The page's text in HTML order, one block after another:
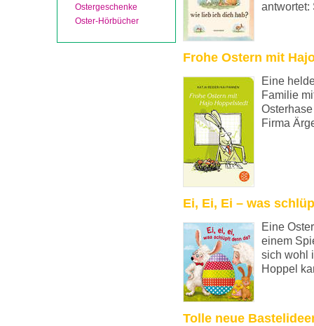
Ostergeschenke
Oster-Hörbücher
antwortet:
Frohe Ostern mit
Eine
Familie
Firma
Ei, Ei, Ei – was
Eine
einem
sich wohl
Hoppel
Tolle neue